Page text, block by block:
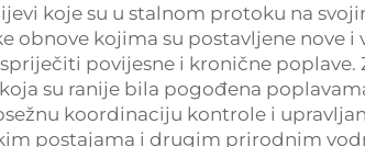
koje su u stalnom protoku na
obnove kojima su postavljene nove i
povijesne i kronične poplave.
su ranije bila pogođena
koordinaciju kontrole i
postajama i drugim prirodnim